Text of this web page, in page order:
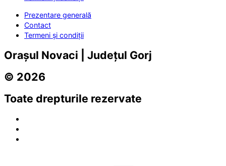
Prezentare generală
Contact
Termeni și condiții
Orașul Novaci | Județul Gorj
© 2026
Toate drepturile rezervate